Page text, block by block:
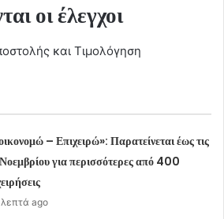
οι έλεγχοι
και Τιμολόγηση
– Επιχειρώ»: Παρατείνεται έως τις
για περισσότερες από 400
ago